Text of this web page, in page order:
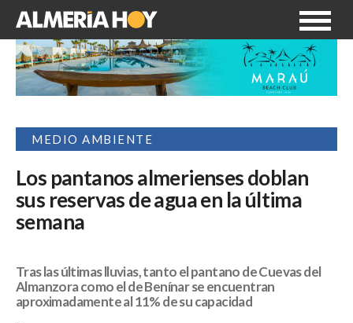
MEDIO AMBIENTE
Los pantanos almerienses doblan
sus reservas de agua en la última
semana
Tras las últimas lluvias, tanto el pantano de Cuevas del
Almanzora como el de Benínar se encuentran
aproximadamente al 11% de su capacidad